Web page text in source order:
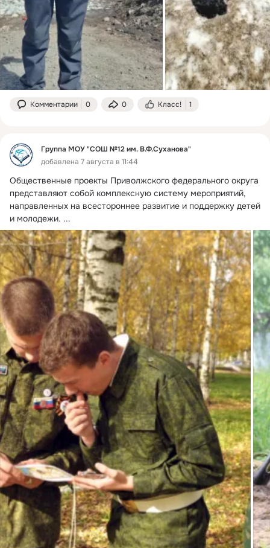
Комментарии 0 0 Класс! 1
Группа МОУ "СОШ №12 им. В.Ф.Суханова"
добавлена 7 августа в 11:44
Общественные проекты Приволжского федерального округа
представляют собой комплексную систему мероприятий,
направленных на всестороннее развитие и поддержку детей
и молодежи. ...